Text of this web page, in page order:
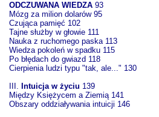
ODCZUWANA WIEDZA 93
Mózg za milion dolarów 95
Czująca pamięć 102
Tajne służby w głowie 111
Nauka z ruchomego paska 113
Wiedza pokoleń w spadku 115
Po błędach do gwiazd 118
Cierpienia ludzi typu "tak, ale..." 130
III. Intuicja w życiu 139
Między Księżycem a Ziemią 141
Obszary oddziaływania intuicji 146